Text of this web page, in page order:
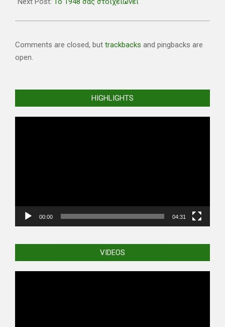
Comments are closed, but trackbacks and pingbacks are
open.
HIGHLIGHTS
00:00 04:31
VIDEOS